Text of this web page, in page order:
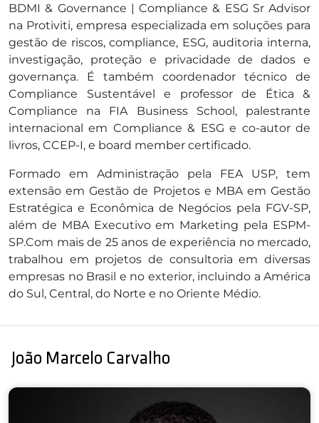
BDMI & Governance | Compliance & ESG Sr Advisor
na Protiviti, empresa especializada em soluções para
gestão de riscos, compliance, ESG, auditoria interna,
investigação, proteção e privacidade de dados e
governança. É também coordenador técnico de
Compliance Sustentável e professor de Ética &
Compliance na FIA Business School, palestrante
internacional em Compliance & ESG e co-autor de
livros, CCEP-I, e board member certificado.
Formado em Administração pela FEA USP, tem
extensão em Gestão de Projetos e MBA em Gestão
Estratégica e Econômica de Negócios pela FGV-SP,
além de MBA Executivo em Marketing pela ESPM-
SP.Com mais de 25 anos de experiência no mercado,
trabalhou em projetos de consultoria em diversas
empresas no Brasil e no exterior, incluindo a América
do Sul, Central, do Norte e no Oriente Médio.
João Marcelo Carvalho